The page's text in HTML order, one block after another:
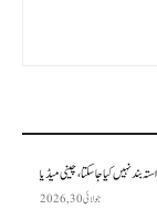
بند نہیں کیا جا سکتا، چینی میڈیا
جولائی 30, 2026